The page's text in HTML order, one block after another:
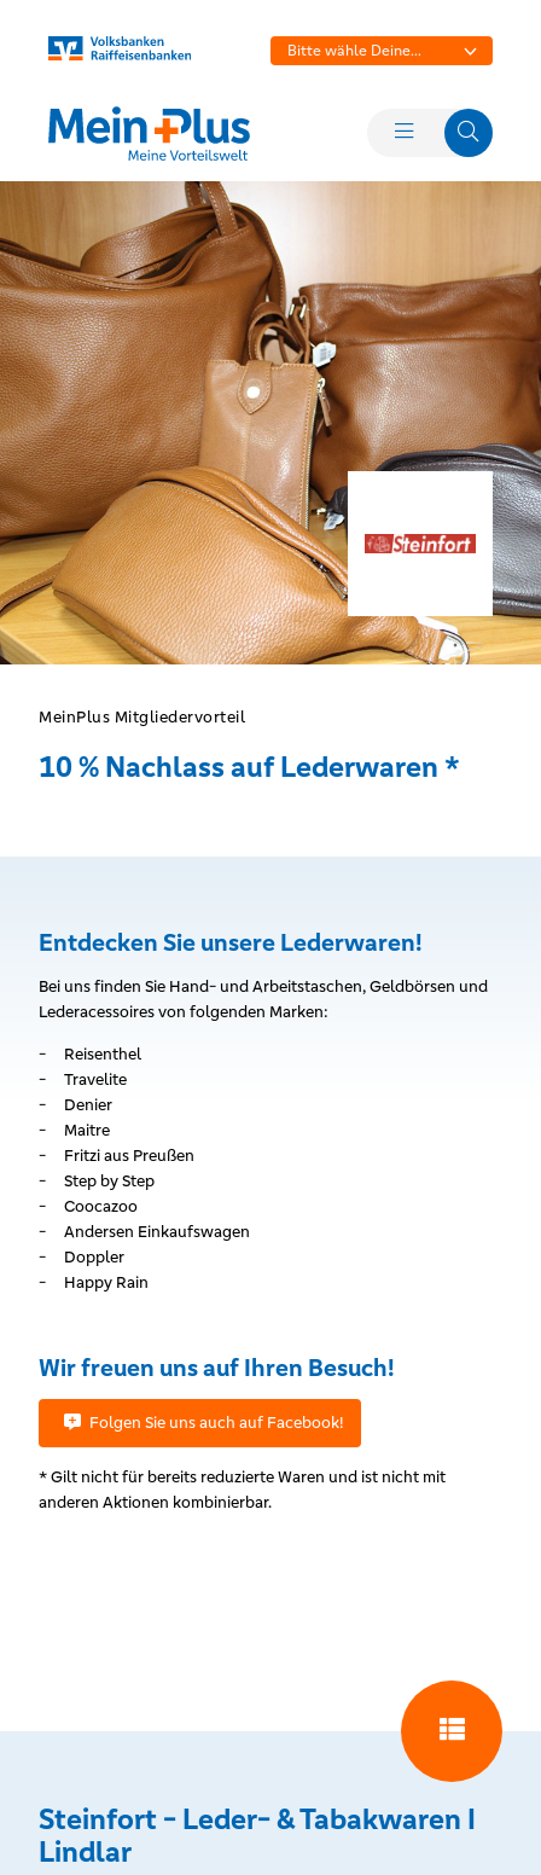
Bitte wähle Deine
MeinPlus Mitgliedervorteil
10 % Nachlass auf Lederwaren *
Entdecken Sie unsere Lederwaren!
Bei uns finden Sie Hand- und Arbeitstaschen, Geldbörsen und
Lederacessoires von folgenden Marken:
Reisenthel
Travelite
Denier
Maitre
Fritzi aus Preußen
Step by Step
Coocazoo
Andersen Einkaufswagen
Doppler
Happy Rain
Wir freuen uns auf Ihren Besuch!
Folgen Sie uns auch auf Facebook!
* Gilt nicht für bereits reduzierte Waren und ist nicht mit
anderen Aktionen kombinierbar.
Steinfort - Leder- & Tabakwaren I
Lindlar